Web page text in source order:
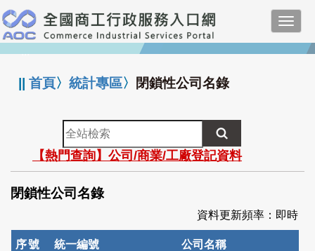
跳
到
主
要
:::
||首頁〉統計專區〉 閉鎖性公司名錄
全
站
檢
索
【熱門查詢】公司/商業/工廠登記資料
閉鎖性公司名錄
資料更新頻率：即時
序號 統一編號 公司名稱